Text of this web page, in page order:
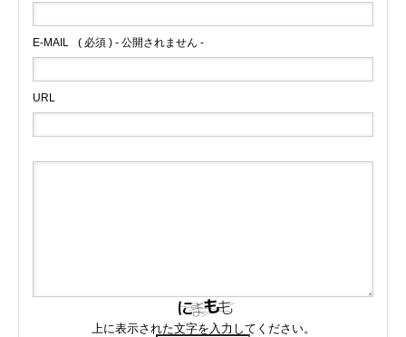
E-MAIL ( 必須 ) - 公開されません -
URL
上に表示された文字を入力してください。